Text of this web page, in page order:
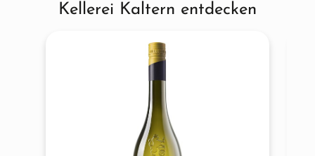
Kellerei Kaltern entdecken